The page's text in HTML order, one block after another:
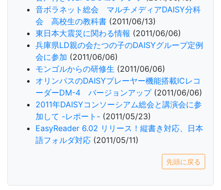
音ボラネット総会 マルチメディアDAISY分科
会 高校生の教科書 (2011/06/13)
東日本大震災に関わる情報 (2011/06/06)
兵庫県LD親の会たつの子のDAISYグループ定例
会に参加 (2011/06/06)
モンゴルからの研修生 (2011/06/06)
オリンパスのDAISYプレーヤー機能搭載ICレコ
ーダーDM-4 バージョンアップ(2011/06/06)
2011年DAISYコンソーシアム総会と講演会に参
加して -レポート- (2011/05/23)
EasyReader 6.02 リリース！縦書き対応、日本
語フォルダ対応 (2011/05/11)
先頭に戻る